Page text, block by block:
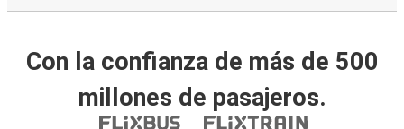
Con la confianza de más de 500
millones de pasajeros.